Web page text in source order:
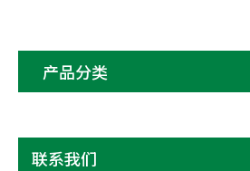
产品分类
联系我们